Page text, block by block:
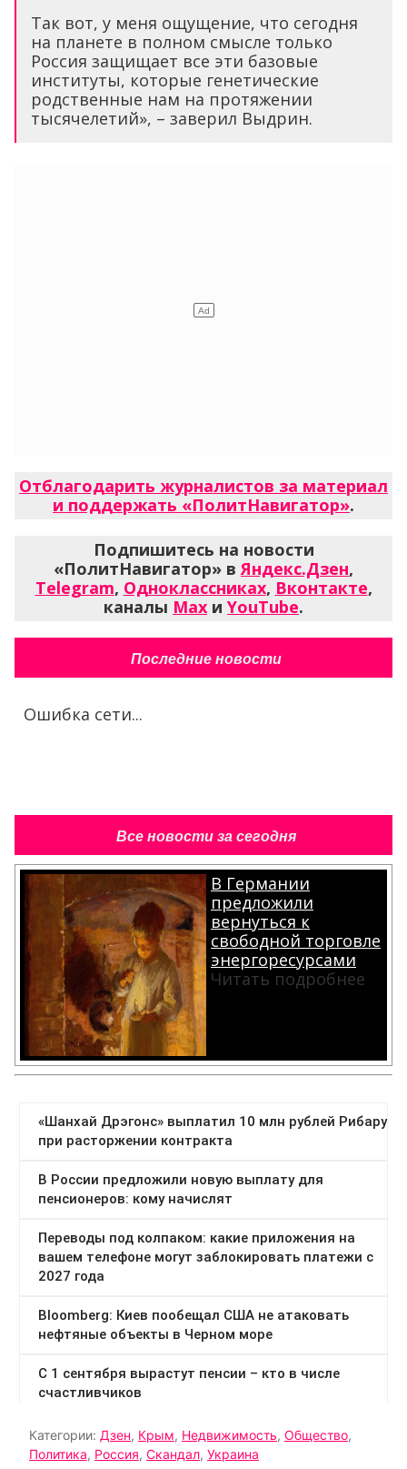
Так вот, у меня ощущение, что сегодня
на планете в полном смысле только
Россия защищает все эти базовые
институты, которые генетические
родственные нам на протяжении
тысячелетий», – заверил Выдрин.
Отблагодарить журналистов за материал
и поддержать «ПолитНавигатор».
Подпишитесь на новости
«ПолитНавигатор» вЯндекс.Дзен,
Telegram, Одноклассниках, Вконтакте,
каналы Max и YouTube.
Последние новости
Ошибка сети...
Все новости за сегодня
В Германии
предложили
вернуться к
свободной торговле
энергоресурсами
Читать подробнее
Категории: Дзен, Крым, Недвижимость, Общество,
Политика, Россия, Скандал, Украина